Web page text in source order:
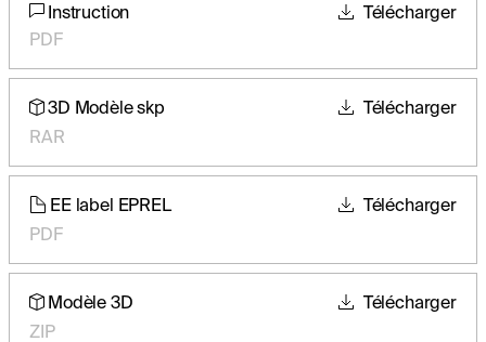
Instruction
PDF
Télécharger
3D Modèle skp
RAR
Télécharger
EE label EPREL
PDF
Télécharger
Modèle 3D
ZIP
Télécharger